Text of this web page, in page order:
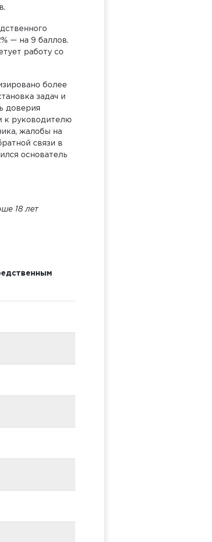
— на 9 баллов.
работу со
более
задач и
доверия
к руководителю
жалобы на
связи в
основатель
18 лет